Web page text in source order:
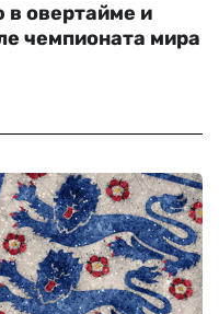
овертайме и
чемпионата мира